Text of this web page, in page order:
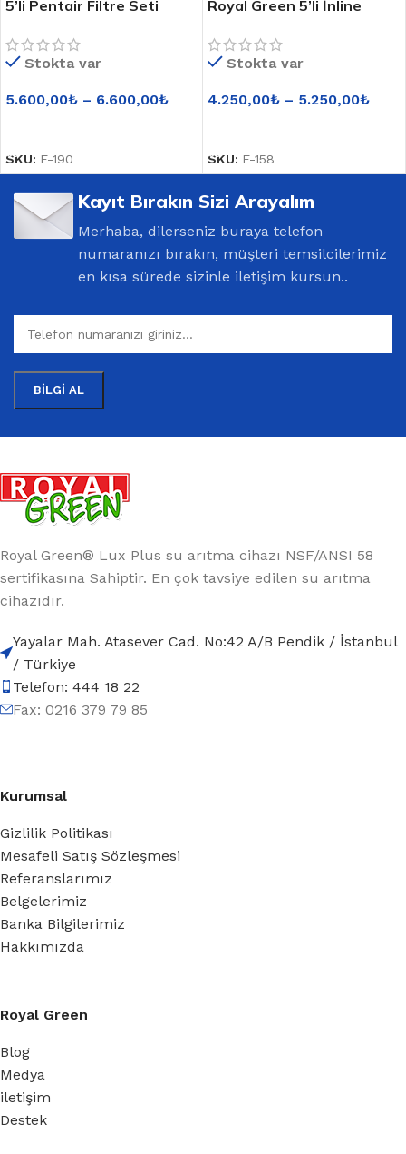
5’li Pentair Filtre Seti
Stokta var
5.600,00₺ – 6.600,00₺
SKU: F-190
Royal Green 5’li İnline
Stokta var
4.250,00₺ – 5.250,00₺
SKU: F-158
Kayıt Bırakın Sizi Arayalım
Merhaba, dilerseniz buraya telefon
numaranızı bırakın, müşteri temsilcilerimiz
en kısa sürede sizinle iletişim kursun..
Royal Green® Lux Plus su arıtma cihazı NSF/ANSI 58
sertifikasına Sahiptir. En çok tavsiye edilen su arıtma
cihazıdır.
Yayalar Mah. Atasever Cad. No:42 A/B Pendik / İstanbul
/ Türkiye
Telefon: 444 18 22
Fax: 0216 379 79 85
Kurumsal
Gizlilik Politikası
Mesafeli Satış Sözleşmesi
Referanslarımız
Belgelerimiz
Banka Bilgilerimiz
Hakkımızda
Royal Green
Blog
Medya
iletişim
Destek